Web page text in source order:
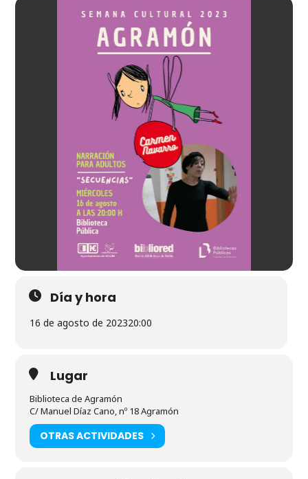
Día y hora
16 de agosto de 202320:00
Lugar
Biblioteca de Agramón
C/ Manuel Díaz Cano, nº 18 Agramón
OTRAS ACTIVIDADES